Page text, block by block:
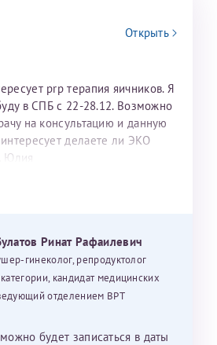
Открыть
prp терапия яичников. Я
в СПБ с 22-28.12. Возможно
на консультацию и данную
делаете ли ЭКО
Юлия
Ринат Рафаилевич
гинеколог, репродуктолог
кандидат медицинских
отделением ВРТ
будет записаться в даты